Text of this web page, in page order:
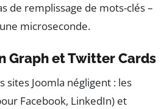
de remplissage de mots-clés –
microseconde.
Graph et Twitter Cards
sites Joomla négligent : les
Facebook, LinkedIn) et